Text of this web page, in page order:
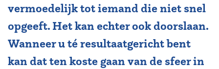
Contact
vermoedelijk tot iemand die niet snel
opgeeft. Het kan echter ook doorslaan.
Wanneer u té resultaatgericht bent
kan dat ten koste gaan van de sfeer in